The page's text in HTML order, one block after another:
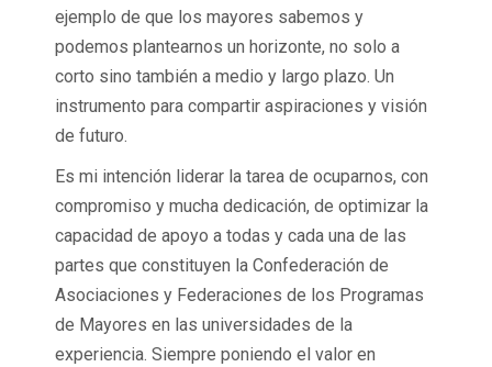
ejemplo de que los mayores sabemos y
podemos plantearnos un horizonte, no solo a
corto sino también a medio y largo plazo. Un
instrumento para compartir aspiraciones y visión
de futuro.
Es mi intención liderar la tarea de ocuparnos, con
compromiso y mucha dedicación, de optimizar la
capacidad de apoyo a todas y cada una de las
partes que constituyen la Confederación de
Asociaciones y Federaciones de los Programas
de Mayores en las universidades de la
experiencia. Siempre poniendo el valor en